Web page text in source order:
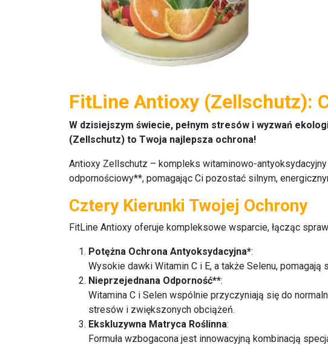
FitLine Antioxy (Zellschutz):
W dzisiejszym świecie, pełnym stresów i wyzwań
(Zellschutz) to Twoja najlepsza ochrona!
Antioxy Zellschutz – kompleks witaminowo-
odpornościowy**, pomagając Ci pozostać silnym,
Cztery Kierunki Twojej Ochrony
FitLine Antioxy oferuje kompleksowe wsparcie, łącząc
Potężna Ochrona Antyoksydacyjna*:
Wysokie dawki Witamin C i E, a także Selenu,
Nieprzejednana Odporność**:
Witamina C i Selen wspólnie przyczyniają się do
stresów i zwiększonych obciążeń.
Ekskluzywna Matryca Roślinna:
Formuła wzbogacona jest innowacyjną kombinacją